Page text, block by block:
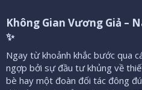
Không Gian Vương Giả –
✨​
Ngay từ khoảnh khắc bước qua
ngợp bởi sự đầu tư khủng về
bè hay một đoàn đối tác đông